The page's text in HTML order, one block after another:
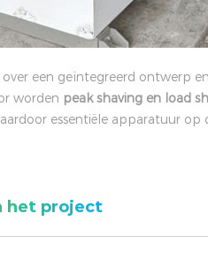
een geïntegreerd ontwerp
worden peak shaving en load
essentiële apparatuur
het project